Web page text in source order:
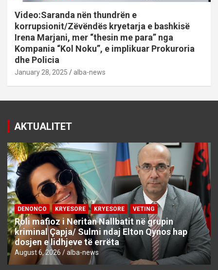
Video:Saranda nën thundrën e
korrupsionit/Zëvëndës kryetarja e bashkisë
Irena Marjani, mer “thesin me para” nga
Kompania “Kol Noku”, e implikuar Prokuroria
dhe Policia
January 28, 2025 alba-news
AKTUALITET
DENONCO KRYESORE KRYESORE VETING
Roli mafioz i Neritan Nallbatit në grupin
kriminal Çapja/ Sulmi ndaj Elton Qynos hap
dosjen e lidhjeve të errëta
August 6, 2026 alba-news